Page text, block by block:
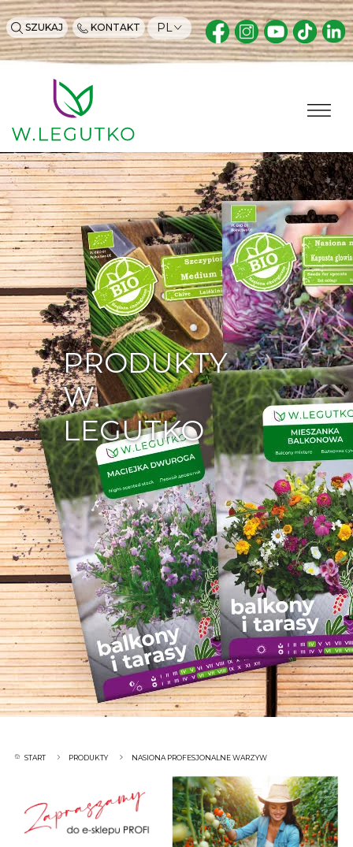
SZUKAJ KONTAKT PL
PRODUKTY
W.
LEGUTKO
START PRODUKTY NASIONA PROFESJONALNE WARZYW